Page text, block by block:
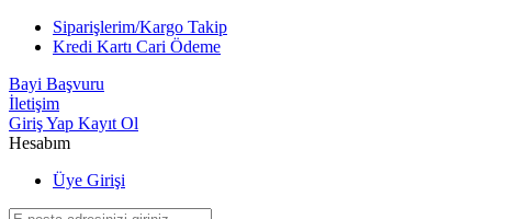
Siparişlerim/Kargo Takip
Kredi Kartı Cari Ödeme
Bayi Başvuru
İletişim
Giriş Yap Kayıt Ol
Hesabım
Üye Girişi